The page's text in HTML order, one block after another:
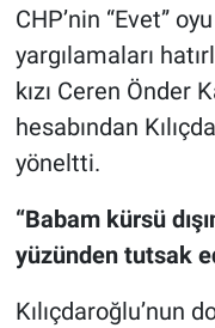
CHP’nin “Evet”
yargılamaları
kızı Ceren Önder
hesabından
yöneltti.
“Babam kürsü
yüzünden tutsak
Kılıçdaroğlu’nun